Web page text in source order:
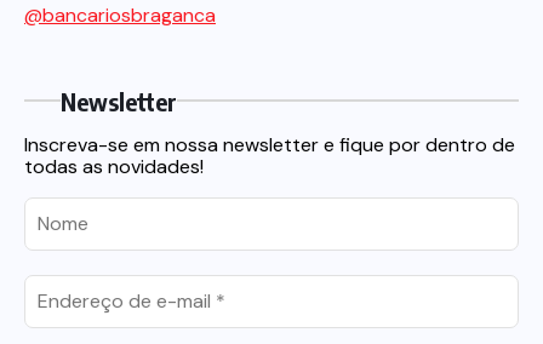
@bancariosbraganca
Newsletter
Inscreva-se em nossa newsletter e fique por dentro de
todas as novidades!